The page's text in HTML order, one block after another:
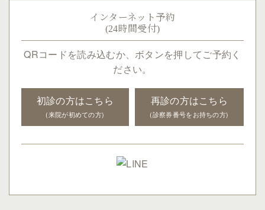
インターネット予約
(24時間受付)
QRコードを読み込むか、ボタンを押してご予約く
ださい。
初診の方はこちら
(来院が初めての方)
再診の方はこちら
(診察券番号をお持ちの方)